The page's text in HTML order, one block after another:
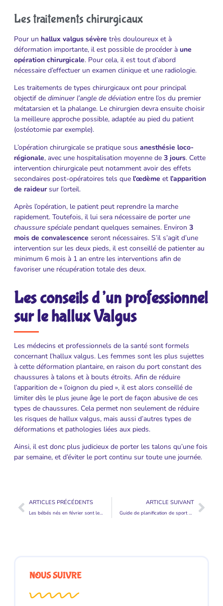
Les traitements chirurgicaux
Pour un hallux valgus sévère très douloureux et à
déformation importante, il est possible de procéder à une
opération chirurgicale. Pour cela, il est tout d’abord
nécessaire d’effectuer un examen clinique et une radiologie.
Les traitements de types chirurgicaux ont pour principal
objectif de diminuer l’angle de déviation entre l’os du premier
métatarsien et la phalange. Le chirurgien devra ensuite choisir
la meilleure approche possible, adaptée au pied du patient
(ostéotomie par exemple).
L’opération chirurgicale se pratique sous anesthésie loco-
régionale, avec une hospitalisation moyenne de 3 jours. Cette
intervention chirurgicale peut notamment avoir des effets
secondaires post-opératoires tels que l’œdème et l’apparition
de raideursur l’orteil.
Après l’opération, le patient peut reprendre la marche
rapidement. Toutefois, il lui sera nécessaire de porter une
chaussure spéciale pendant quelques semaines. Environ 3
mois de convalescence seront nécessaires. S’il s’agit d’une
intervention sur les deux pieds, il est conseillé de patienter au
minimum 6 mois à 1 an entre les interventions afin de
favoriser une récupération totale des deux.
Les conseils d’un professionnel
sur le hallux Valgus
Les médecins et professionnels de la santé sont formels
concernant l’hallux valgus. Les femmes sont les plus sujettes
à cette déformation plantaire, en raison du port constant des
chaussures à talons et à bouts étroits. Afin de réduire
l’apparition de « l’oignon du pied », il est alors conseillé de
limiter dès le plus jeune âge le port de façon abusive de ces
types de chaussures. Cela permet non seulement de réduire
les risques de hallux valgus, mais aussi d’autres types de
déformations et pathologies liées aux pieds.
Ainsi, il est donc plus judicieux de porter les talons qu’une fois
par semaine, et d’éviter le port continu sur toute une journée.
ARTICLES PRÉCÉDENTS
Les bébés nés en février sont les plus chanceux de tous
ARTICLE SUIVANT
Guide de planification de sport pendant les fêtes de fin d’année
NOUS SUIVRE